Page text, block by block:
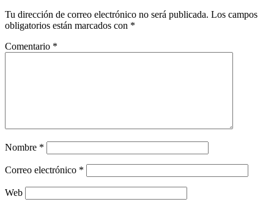
Tu dirección de correo electrónico no será publicada. Los campos
obligatorios están marcados con *
Comentario *
Nombre *
Correo electrónico *
Web